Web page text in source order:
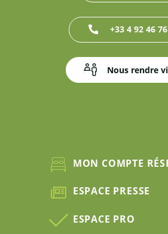
+33 4 92 46
Nous rendre
MON COMPTE
ESPACE PRESSE
ESPACE PRO